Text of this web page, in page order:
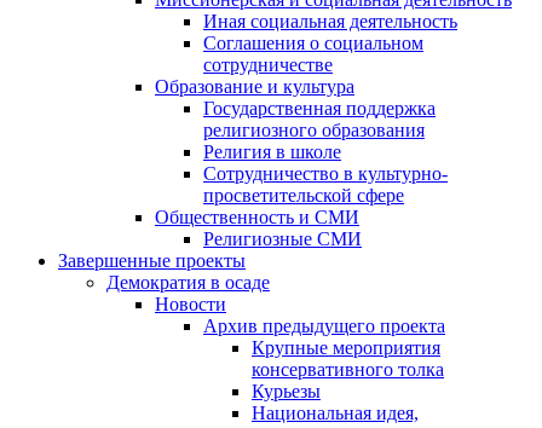
Иная социальная деятельность
Соглашения о социальном
сотрудничестве
Образование и культура
Государственная поддержка
религиозного образования
Религия в школе
Сотрудничество в культурно-
просветительской сфере
Общественность и СМИ
Религиозные СМИ
Завершенные проекты
Демократия в осаде
Новости
Архив предыдущего проекта
Крупные мероприятия
консервативного толка
Курьезы
Национальная идея,